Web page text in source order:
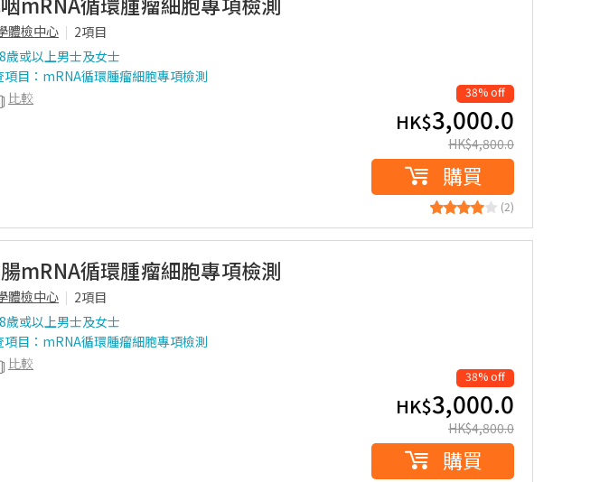
體檢中心
2項目
歲或以上男士及女士
項目：mRNA循環腫瘤細胞專項檢測
比較
38% off
HK$3,000.0
HK$4,800.0
購買
(2)
mRNA循環腫瘤細胞專項檢測
體檢中心
2項目
歲或以上男士及女士
項目：mRNA循環腫瘤細胞專項檢測
比較
38% off
HK$3,000.0
HK$4,800.0
購買